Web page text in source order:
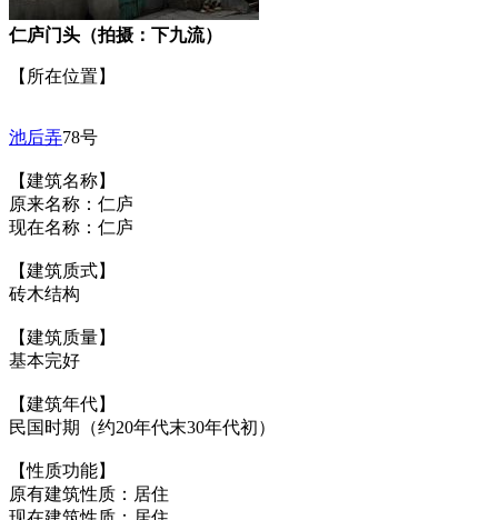
仁庐门头（拍摄：下九流）
【所在位置】
池后弄78号
【建筑名称】
原来名称：仁庐
现在名称：仁庐
【建筑质式】
砖木结构
【建筑质量】
基本完好
【建筑年代】
民国时期（约20年代末30年代初）
【性质功能】
原有建筑性质：居住